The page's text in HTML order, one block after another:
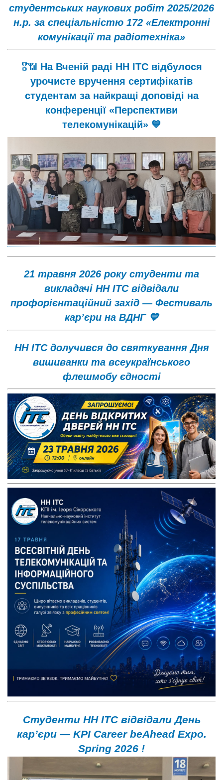
студентських наукових робіт 2025/2026
н.р. за спеціальністю 172 «Електронні
комунікації та радіотехніка»
🎖📶 На Вченій раді НН ІТС відбулося
урочисте вручення сертифікатів
студентам за найкращі доповіді на
конференції «Перспективи
телекомунікацій» 💙
21 травня 2026 року студенти та
викладачі НН ІТС відвідали
профорієнтаційний захід — Фестиваль
кар’єри на ВДНГ 💙
НН ІТС долучився до святкування Дня
вишиванки та всеукраїнського
флешмобу єдності
Студенти НН ІТС відвідали День
кар’єри — KPI Career beAhead Expo.
Spring 2026 !